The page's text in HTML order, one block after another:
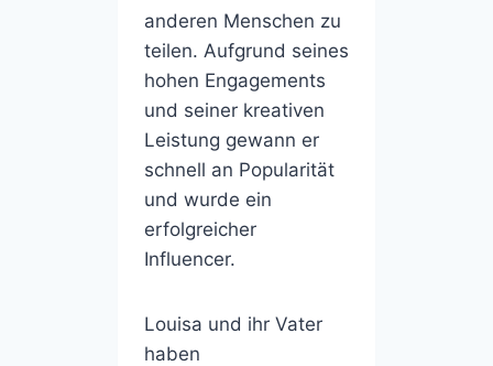
anderen Menschen zu
teilen. Aufgrund seines
hohen Engagements
und seiner kreativen
Leistung gewann er
schnell an Popularität
und wurde ein
erfolgreicher
Influencer.
Louisa und ihr Vater
haben